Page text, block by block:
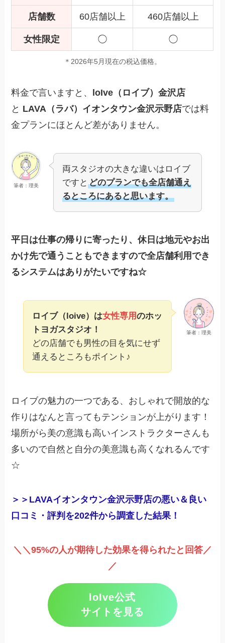
店舗数 60店舗以上 460店舗以上
女性限定 ◯ ◯
＊2026年5月現在の税込価格。
料金で言いますと、 loIve（ロイブ）金沢店
と LAVA（ラバ）イオンタウン金沢示野店では料
金プランにほとんど差がありません。
筆者：理美
両スタジオの大きな違いはロイブ
ですとどのプランでも全店舗通え
るところにあると思います。
平日は仕事の帰りに寄ったり、休日は地元やお出
かけ先で通うこともできますので全店舗利用でき
るシステムはありがたいですね☆
筆者：理美
ロイブ（loive）は女性専用のホッ
トヨガスタジオ！
どの店舗でも男性の目を気にせず
通えるところもポイント♪
ロイブの魅力の一つである、おしゃれで開放的な
作りはなんと言ってもテンションが上がります！
場所がら美の意識も高いインストラクターさんも
多いので自然と自分の美意識も高くなれるんです
☆
＞＞LAVAイオンタウン金沢示野店の悪い＆良い
口コミ・評判を202件から調査した結果！
＼＼95%の人が期待した効果を得られたと回答／
／
loIve公式
サイトを見る